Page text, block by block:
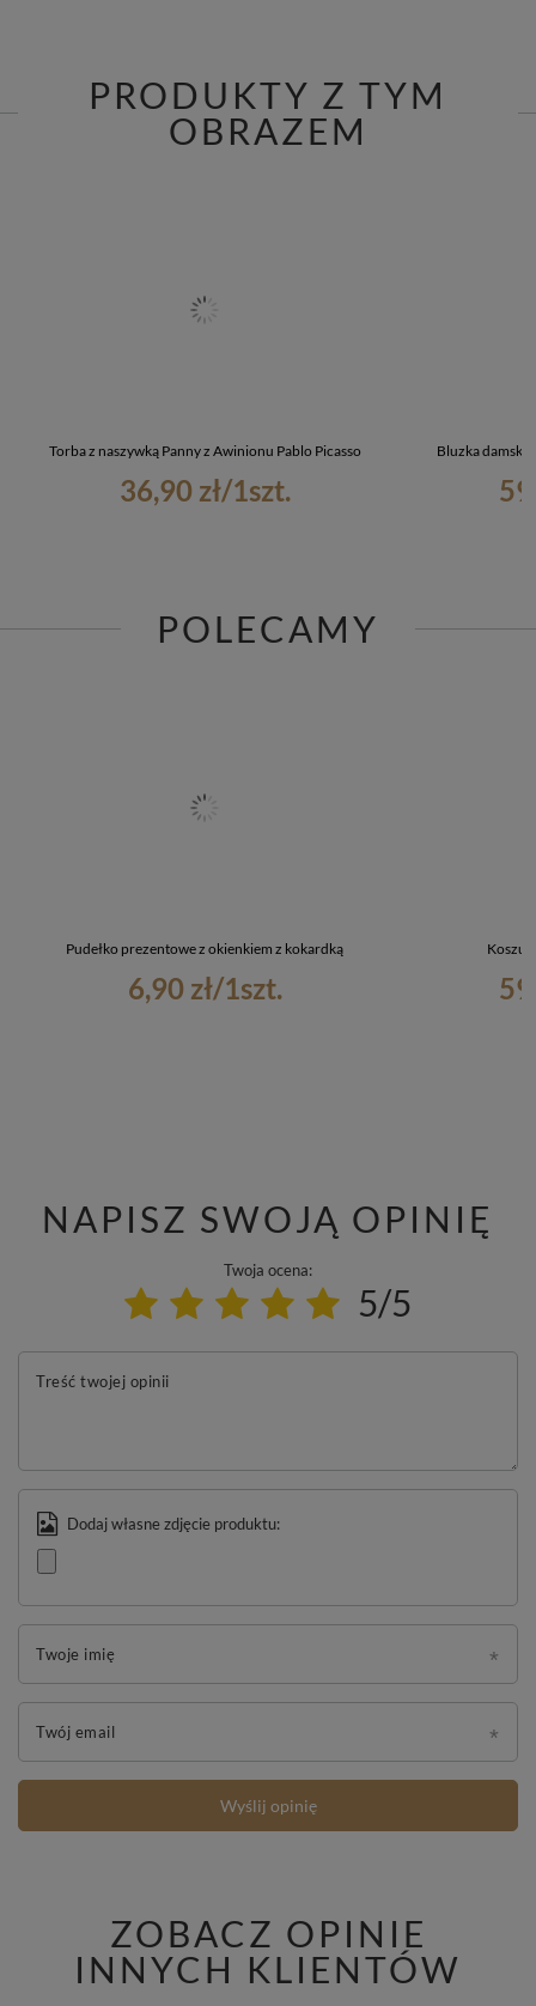
PRODUKTY Z TYM
OBRAZEM
Torba z naszywką Panny z Awinionu Pablo Picasso
36,90 zł/1szt.
Bluzka damska
POLECAMY
Pudełko prezentowe z okienkiem z kokardką
6,90 zł/1szt.
NAPISZ SWOJĄ OPINIĘ
Twoja ocena:
5/5
Treść twojej opinii
Dodaj własne zdjęcie produktu:
Twoje imię
Twój email
Wyślij opinię
ZOBACZ OPINIE
INNYCH KLIENTÓW